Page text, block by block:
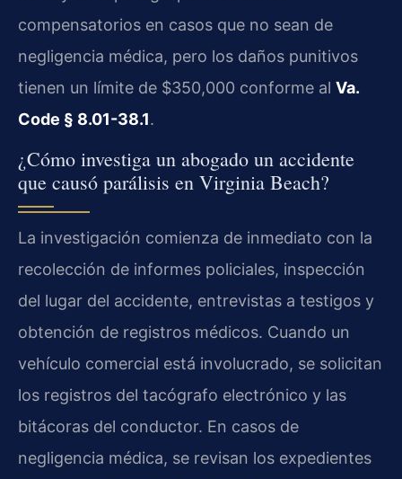
compensatorios en casos que no sean de
negligencia médica, pero los daños punitivos
tienen un límite de $350,000 conforme al Va.
Code § 8.01-38.1.
¿Cómo investiga un abogado un accidente
que causó parálisis en Virginia Beach?
La investigación comienza de inmediato con la
recolección de informes policiales, inspección
del lugar del accidente, entrevistas a testigos y
obtención de registros médicos. Cuando un
vehículo comercial está involucrado, se solicitan
los registros del tacógrafo electrónico y las
bitácoras del conductor. En casos de
negligencia médica, se revisan los expedientes